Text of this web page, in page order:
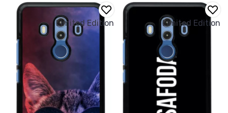
Limited Edition Limited Edition